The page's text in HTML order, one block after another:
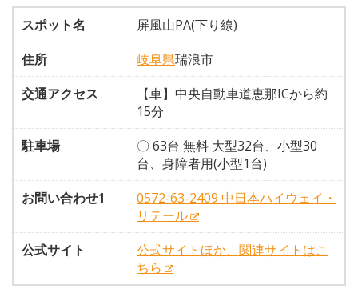
スポット名
屏風山PA(下り線)
住所
岐阜県瑞浪市
交通アクセス
【車】中央自動車道恵那ICから約
15分
駐車場
〇 63台 無料 大型32台、小型30
台、身障者用(小型1台)
お問い合わせ1
0572-63-2409 中日本ハイウェイ・
リテール
公式サイト
公式サイトほか、関連サイトはこ
ちら